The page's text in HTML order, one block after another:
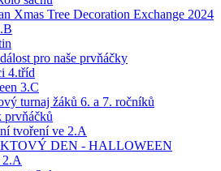
Xmas Tree Decoration Exchange 2024
pro naše prvňáčky
4.tříd
3.C
turnaj žáků 6. a 7. ročníků
prvňáčků
tvoření ve 2.A
DEN - HALLOWEEN
2.A